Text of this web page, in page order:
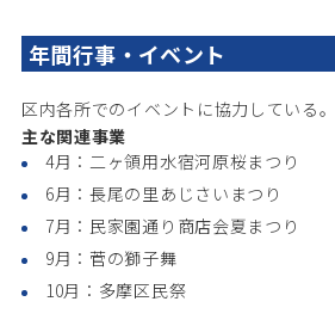
年間行事・イベント
区内各所でのイベントに協力している。
主な関連事業
4月：二ヶ領用水宿河原桜まつり
6月：長尾の里あじさいまつり
7月：民家園通り商店会夏まつり
9月：菅の獅子舞
10月：多摩区民祭